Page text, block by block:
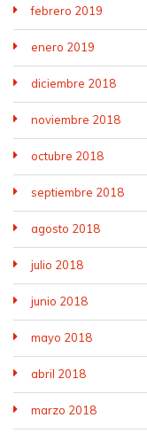
febrero 2019
enero 2019
diciembre 2018
noviembre 2018
octubre 2018
septiembre 2018
agosto 2018
julio 2018
junio 2018
mayo 2018
abril 2018
marzo 2018